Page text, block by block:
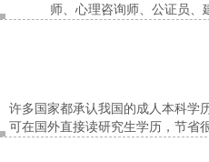
师、心理咨询师、公证员、
许多国家都承认我国的成人本科学
可在国外直接读研究生学历，节省